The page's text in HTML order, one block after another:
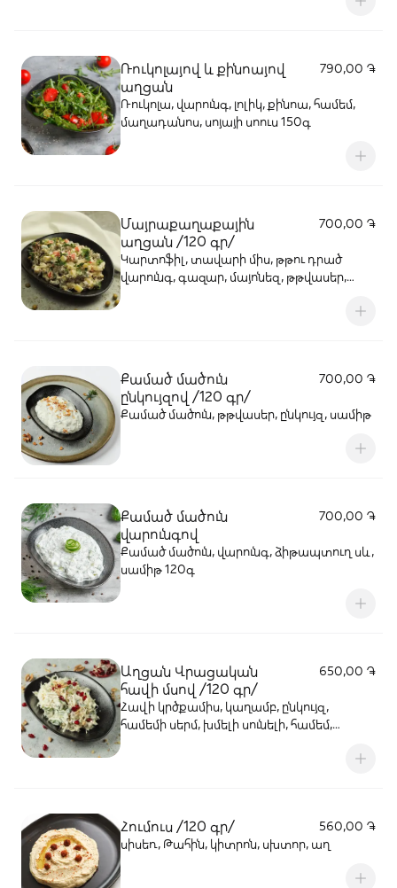
Ռուկոլայով և քինոայով
աղցան
790,00 ֏
Ռուկոլա, վարունգ, լոլիկ, քինոա, համեմ,
մաղադանոս, սոյայի սոուս 150գ
Մայրաքաղաքային
աղցան /120 գր/
700,00 ֏
Կարտոֆիլ, տավարի միս, թթու դրած
վարունգ, գազար, մայոնեզ, թթվասեր,
Քամած մածուն
ընկույզով /120 գր/
700,00 ֏
Քամած մածուն, թթվասեր, ընկույզ, սամիթ
Քամած մածուն
վարունգով
700,00 ֏
Քամած մածուն, վարունգ, ձիթապտուղ սև,
սամիթ 120գ
Աղցան Վրացական
հավի մսով /120 գր/
650,00 ֏
Հավի կրծքամիս, կաղամբ, ընկույզ,
համեմի սերմ, խմելի սունելի, համեմ,
Հումուս /120 գր/
560,00 ֏
սիսեռ, Թահին, կիտրոն, սխտոր, աղ